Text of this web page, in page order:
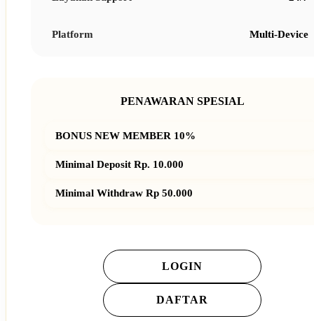
Platform Multi-Device
PENAWARAN SPESIAL
BONUS NEW MEMBER 10%
Minimal Deposit Rp. 10.000
Minimal Withdraw Rp 50.000
LOGIN
DAFTAR